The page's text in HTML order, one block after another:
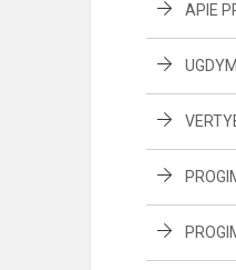
APIE